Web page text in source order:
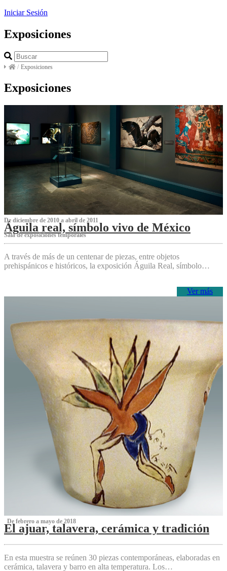
Iniciar Sesión
Exposiciones
/ Exposiciones
Exposiciones
De diciembre de 2010 a abril de 2011
Águila real, símbolo vivo de México
Sala de exposiciones temporales
A través de más de un centenar de piezas, entre objetos
prehispánicos e históricos, la exposición Águila Real, símbolo…
Ver más
‌ De febrero a mayo de 2018
El ajuar, talavera, cerámica y tradición
‌
En esta muestra se reúnen 30 piezas contemporáneas, elaboradas en
cerámica, talavera y barro en alta temperatura. Los…